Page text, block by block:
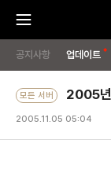
메
뉴
메
기
공지사항 업데이트
모든 서버 2005년
2005.11.05 05:04